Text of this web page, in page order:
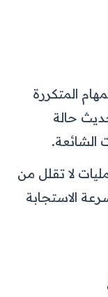
المتكررة
حالة
الشائعة.
لا تقلل من
الاستجابة